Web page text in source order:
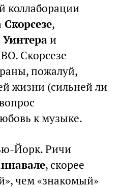
коллаборации
,
Уинтераи
Скорсезе
пожалуй,
жизни (сильней ли
к музыке.
Йорк. Ричи
, скорее
чем «знакомый»